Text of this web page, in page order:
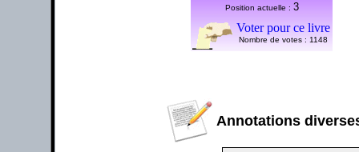
Position actuelle : 3
Voter pour ce livre
Nombre de votes : 1148
Annotations